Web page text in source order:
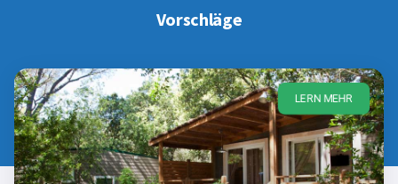
Vorschläge
LERN MEHR